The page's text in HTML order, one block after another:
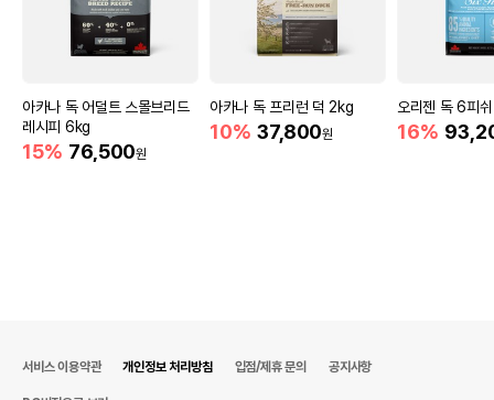
아카나 독 어덜트 스몰브리드
레시피 6kg
15% 76,500원
아카나 독 프리런 덕 2kg
10% 37,800원
오리젠 독 6피
16%
서비스 이용약관 개인정보 처리방침 입점/제휴 문의 공지사항